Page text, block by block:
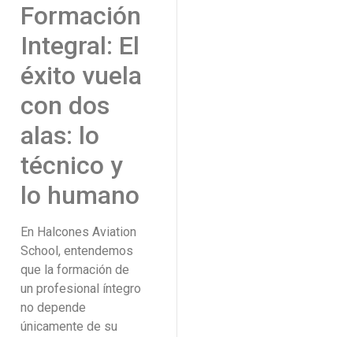
Formación
Integral: El
éxito vuela
con dos
alas: lo
técnico y
lo humano
En Halcones Aviation
School, entendemos
que la formación de
un profesional íntegro
no depende
únicamente de su